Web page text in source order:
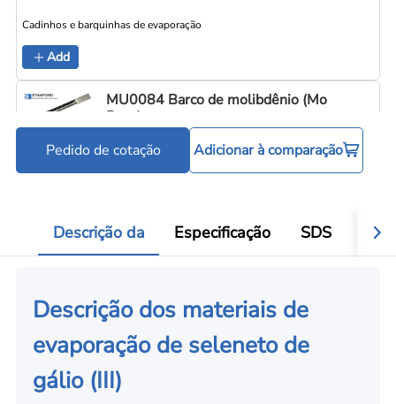
Cadinhos e barquinhas de evaporação
Add
MU0084 Barco de molibdênio (Mo
Boat)
Pedido de cotação Adicionar à comparação
Descrição da Especificação SDS
Descrição dos materiais de
evaporação de seleneto de
gálio (III)